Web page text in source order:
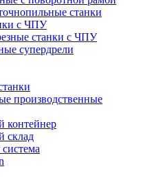
станки
с ЧПУ
станки с ЧПУ
супердрели
производственные
контейнер
склад